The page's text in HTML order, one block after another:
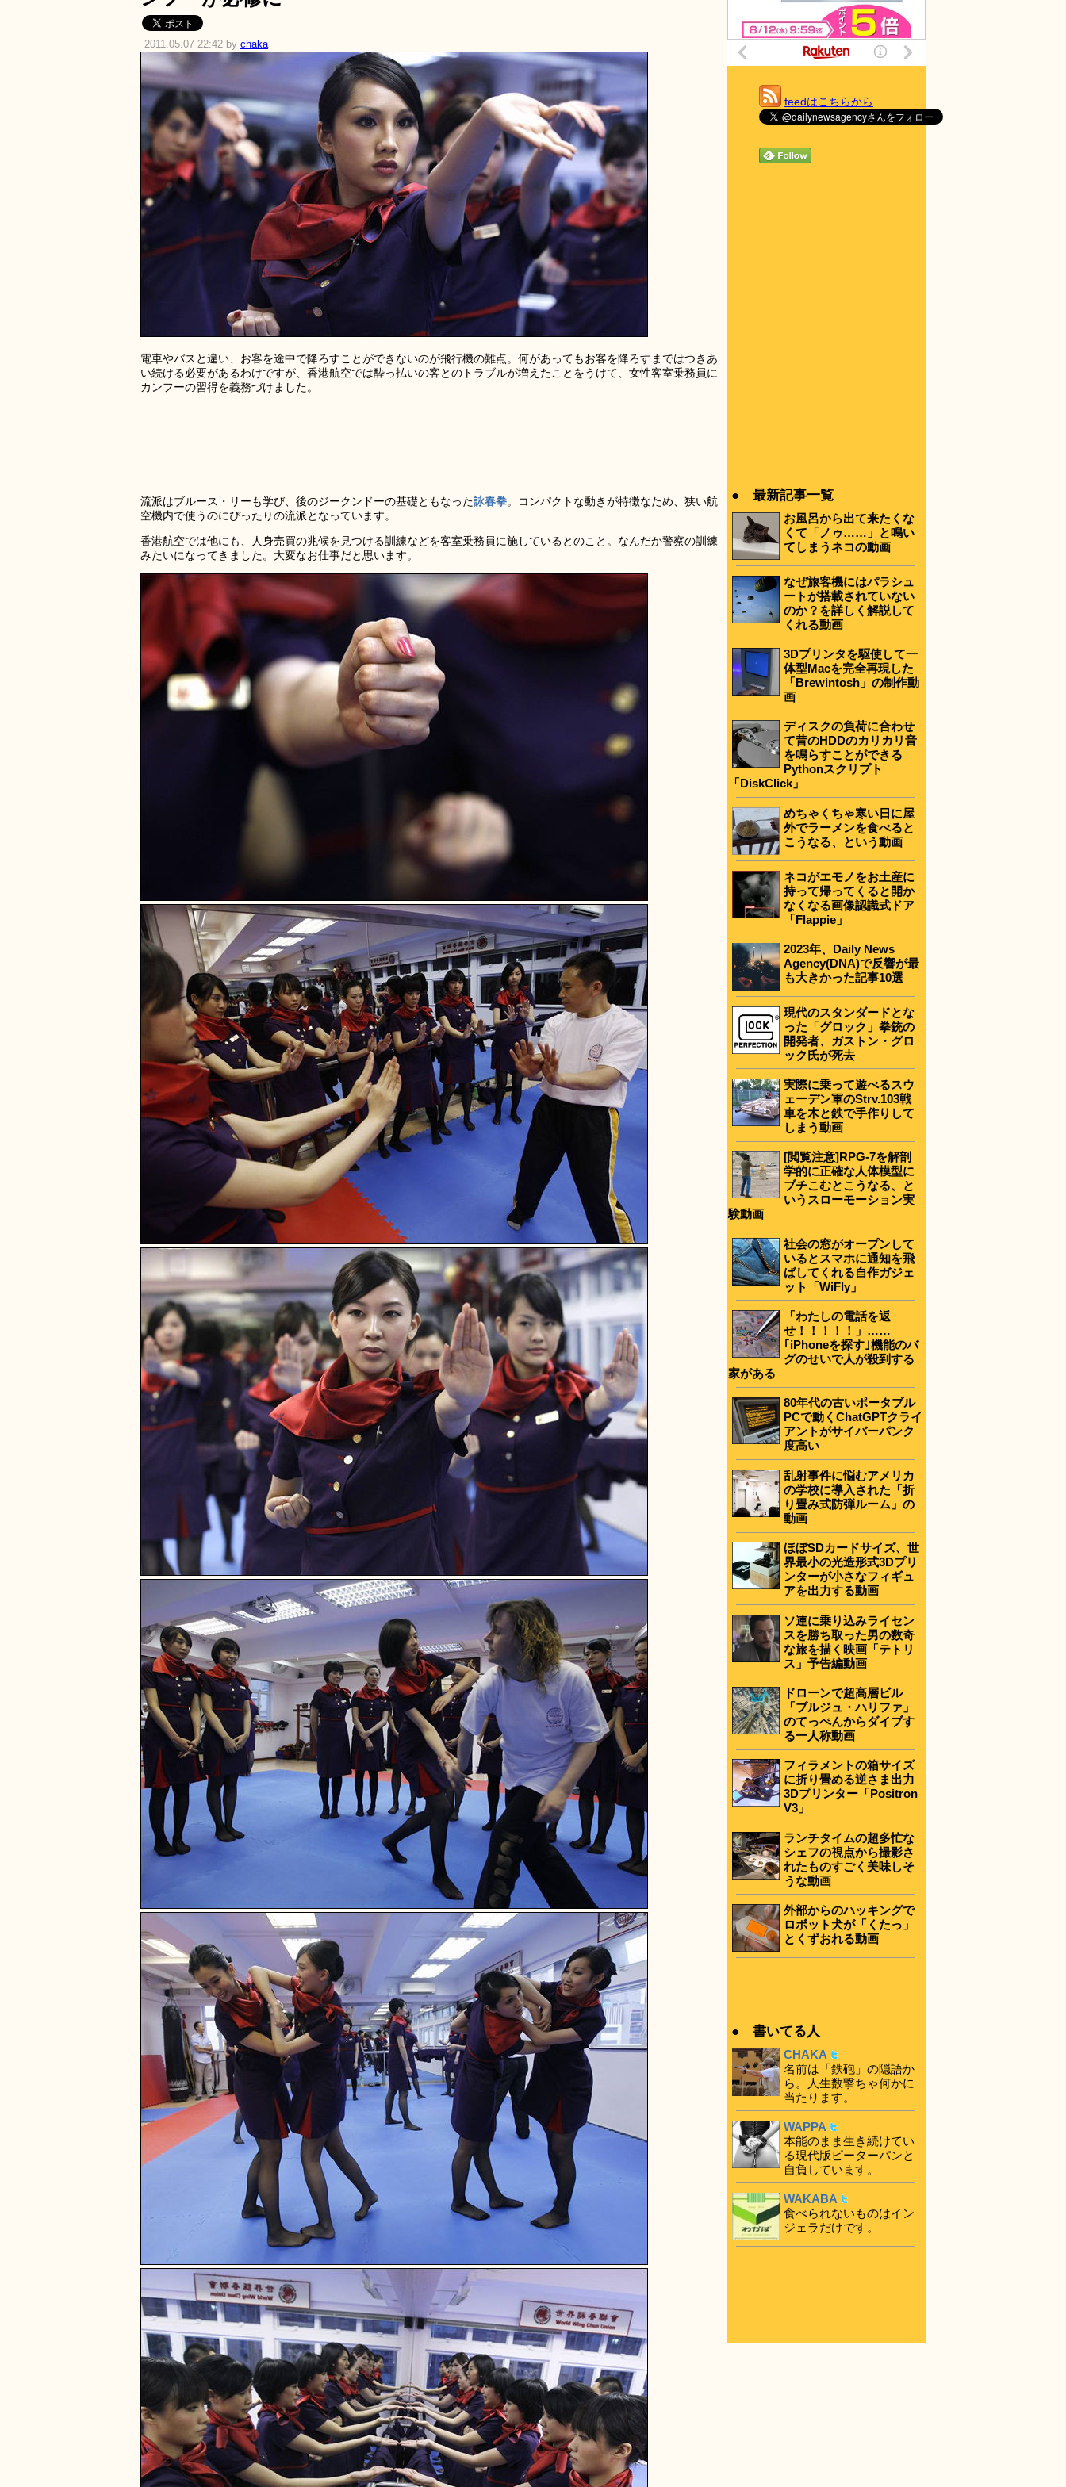
2011.05.07 22:42 by chaka
電車やバスと違い、お客を途中で降ろすことができないのが飛行機の難点。何があってもお客を降ろすまではつきあ
い続ける必要があるわけですが、香港航空では酔っ払いの客とのトラブルが増えたことをうけて、女性客室乗務員に
カンフーの習得を義務づけました。
流派はブルース・リーも学び、後のジークンドーの基礎ともなった詠春拳。コンパクトな動きが特徴なため、狭い航
空機内で使うのにぴったりの流派となっています。
香港航空では他にも、人身売買の兆候を見つける訓練などを客室乗務員に施しているとのこと。なんだか警察の訓練
みたいになってきました。大変なお仕事だと思います。
feedはこちらから
● 最新記事一覧
お風呂から出て来たくな
くて「ノゥ……」と鳴い
てしまうネコの動画
なぜ旅客機にはパラシュ
ートが搭載されていない
のか？を詳しく解説して
くれる動画
3Dプリンタを駆使して一
体型Macを完全再現した
「Brewintosh」の制作動
画
ディスクの負荷に合わせ
て昔のHDDのカリカリ音
を鳴らすことができる
Pythonスクリプト
「DiskClick」
めちゃくちゃ寒い日に屋
外でラーメンを食べると
こうなる、という動画
ネコがエモノをお土産に
持って帰ってくると開か
なくなる画像認識式ドア
「Flappie」
2023年、Daily News
Agency(DNA)で反響が最
も大きかった記事10選
現代のスタンダードとな
った「グロック」拳銃の
開発者、ガストン・グロ
ック氏が死去
実際に乗って遊べるスウ
ェーデン軍のStrv.103戦
車を木と鉄で手作りして
しまう動画
[閲覧注意]RPG-7を解剖
学的に正確な人体模型に
ブチこむとこうなる、と
いうスローモーション実
験動画
社会の窓がオープンして
いるとスマホに通知を飛
ばしてくれる自作ガジェ
ット「WiFly」
「わたしの電話を返
せ！！！！！」……
｢iPhoneを探す｣機能のバ
グのせいで人が殺到する
家がある
80年代の古いポータブル
PCで動くChatGPTクライ
アントがサイバーパンク
度高い
乱射事件に悩むアメリカ
の学校に導入された「折
り畳み式防弾ルーム」の
動画
ほぼSDカードサイズ、世
界最小の光造形式3Dプリ
ンターが小さなフィギュ
アを出力する動画
ソ連に乗り込みライセン
スを勝ち取った男の数奇
な旅を描く映画「テトリ
ス」予告編動画
ドローンで超高層ビル
「ブルジュ・ハリファ」
のてっぺんからダイブす
る一人称動画
フィラメントの箱サイズ
に折り畳める逆さま出力
3Dプリンター「Positron
V3」
ランチタイムの超多忙な
シェフの視点から撮影さ
れたものすごく美味しそ
うな動画
外部からのハッキングで
ロボット犬が「くたっ」
とくずおれる動画
● 書いてる人
CHAKA
名前は「鉄砲」の隠語か
ら。人生数撃ちゃ何かに
当たります。
WAPPA
本能のまま生き続けてい
る現代版ピーターパンと
自負しています。
WAKABA
食べられないものはイン
ジェラだけです。